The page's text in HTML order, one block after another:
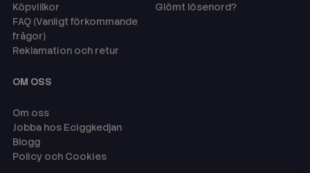
Köpvillkor
FAQ (Vanligt förkommande
frågor)
Reklamation och retur
Glömt lösenord?
OM OSS
Om oss
Jobba hos Eciggkedjan
Blogg
Policy och Cookies